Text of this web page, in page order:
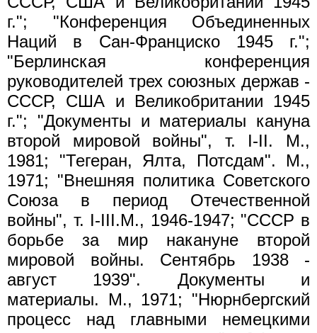
г."; "Конференция Объединенных
Наций в Сан-Франциско 1945 г.";
"Берлинская конференция
руководителей трех союзных держав -
СССР, США и Великобритании 1945
г."; "Документы и материалы кануна
второй мировой войны", т. I-II. М.,
1981; "Тегеран, Ялта, Потсдам". М.,
1971; "Внешняя политика Советского
Союза в период Отечественной
войны", т. I-III.М., 1946-1947; "СССР в
борьбе за мир накануне второй
мировой войны. Сентябрь 1938 -
август 1939". Документы и
материалы. М., 1971; "Нюрнбергский
процесс над главными немецкими